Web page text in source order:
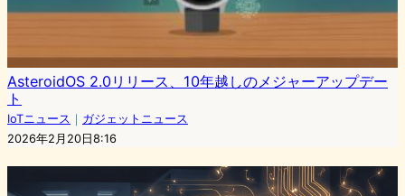
AsteroidOS 2.0リリース、10年越しのメジャーアップデー
ト
IoTニュース ｜ ガジェットニュース
2026年2月20日8:16